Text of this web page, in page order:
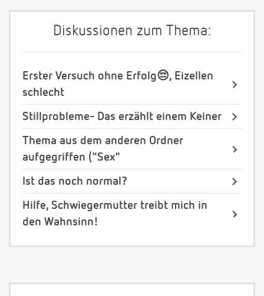
Diskussionen zum Thema:
Erster Versuch ohne Erfolg😔, Eizellen
schlecht
Stillprobleme- Das erzählt einem Keiner
Thema aus dem anderen Ordner
aufgegriffen ("Sex"
Ist das noch normal?
Hilfe, Schwiegermutter treibt mich in
den Wahnsinn!